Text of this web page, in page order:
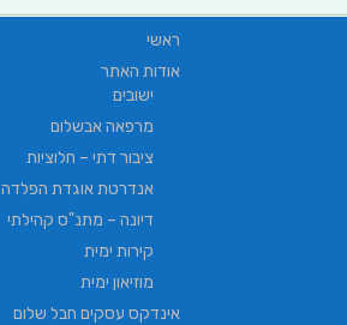
ראשי
אודות האתר
ישובים
מרפאה אבשלום
ציבור דתי – חלוציות
אנדרטת אוגדת הפלדה
דיונה – מתנ"ס קהילתי
קירות ימית
מוזיאון ימית
אינדקס עסקים חבל שלום